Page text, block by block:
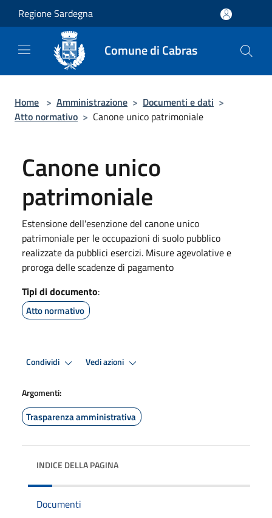
Salta al contenuto principale
Regione Sardegna
Comune di Cabras
Home > Amministrazione > Documenti e dati >
Atto normativo > Canone unico patrimoniale
Canone unico
patrimoniale
Estensione dell'esenzione del canone unico
patrimoniale per le occupazioni di suolo pubblico
realizzate da pubblici esercizi. Misure agevolative e
proroga delle scadenze di pagamento
Tipi di documento:
Atto normativo
Condividi Vedi azioni
Argomenti:
Trasparenza amministrativa
INDICE DELLA PAGINA
Documenti